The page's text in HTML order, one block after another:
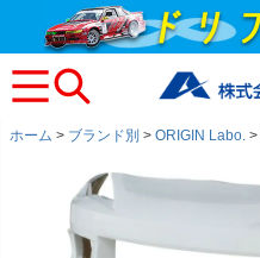
ホーム ブランド別 ORIGIN Labo.